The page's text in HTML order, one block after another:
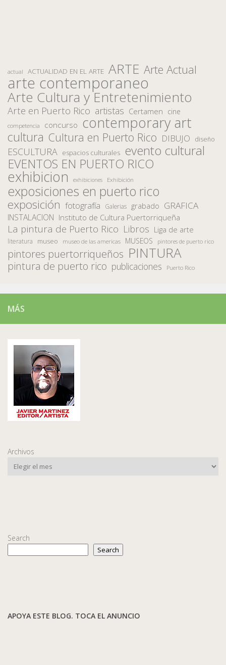
actual ACTUALIDAD EN EL ARTE ARTE Arte Actual
arte contemporaneo
Arte Cultura y Entretenimiento
Arte en Puerto Rico artistas Certamen cine
competencia concurso contemporary art
cultura Cultura en Puerto Rico DIBUJO diseño
ESCULTURA espacios culturales evento cultural
EVENTOS EN PUERTO RICO
exhibicion exhibiciones Exhibición
exposiciones en puerto rico
exposición fotografía Galerias grabado GRAFICA
INSTALACION Instituto de Cultura Puertorriqueña
La pintura de Puerto Rico Libros Liga de arte
literatura museo museo de las americas MUSEOS pintores de puerto rico
pintores puertorriqueños PINTURA
pintura de puerto rico publicaciones Puerto Rico
MÁS
Archivos
Search
Search
APOYA ESTE BLOG. TOCA EL ANUNCIO